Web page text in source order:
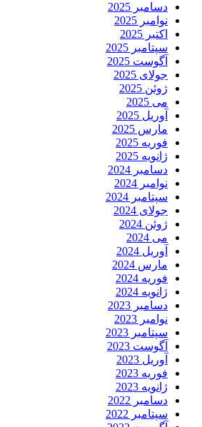
دسامبر 2025
نوامبر 2025
اکتبر 2025
سپتامبر 2025
آگوست 2025
جولای 2025
ژوئن 2025
می 2025
آوریل 2025
مارس 2025
فوریه 2025
ژانویه 2025
دسامبر 2024
نوامبر 2024
سپتامبر 2024
جولای 2024
ژوئن 2024
می 2024
آوریل 2024
مارس 2024
فوریه 2024
ژانویه 2024
دسامبر 2023
نوامبر 2023
سپتامبر 2023
آگوست 2023
آوریل 2023
فوریه 2023
ژانویه 2023
دسامبر 2022
سپتامبر 2022